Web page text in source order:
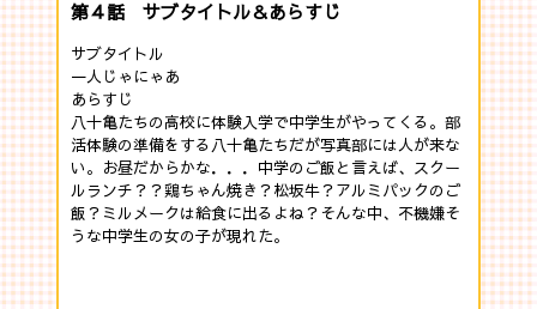
第４話 サブタイトル＆あらすじ
サブタイトル
一人じゃにゃあ
あらすじ
八十亀たちの高校に体験入学で中学生がやってくる。部
活体験の準備をする八十亀たちだが写真部には人が来な
い。お昼だからかな．．．中学のご飯と言えば、スクー
ルランチ？？鶏ちゃん焼き？松坂牛？アルミパックのご
飯？ミルメークは給食に出るよね？そんな中、不機嫌そ
うな中学生の女の子が現れた。